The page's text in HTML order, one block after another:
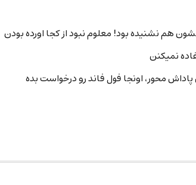
نمیکنن
محور، اونجا فول فاند رو درخواست بده